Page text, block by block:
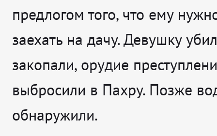
предлогом того, что ему
заехать на дачу. Девушку
закопали, орудие
выбросили в Пахру. Позже
обнаружили.